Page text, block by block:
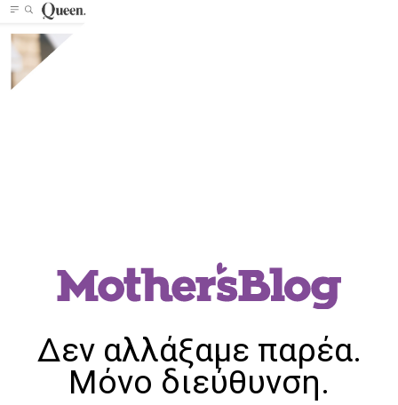
Δεν αλλάξαμε παρέα.
Μόνο διεύθυνση.